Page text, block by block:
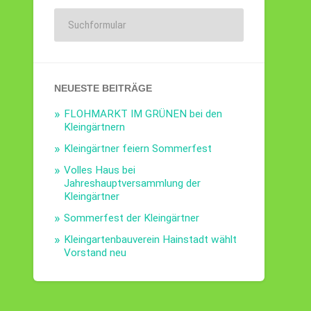
NEUESTE BEITRÄGE
FLOHMARKT IM GRÜNEN bei den
Kleingärtnern
Kleingärtner feiern Sommerfest
Volles Haus bei
Jahreshauptversammlung der
Kleingärtner
Sommerfest der Kleingärtner
Kleingartenbauverein Hainstadt wählt
Vorstand neu